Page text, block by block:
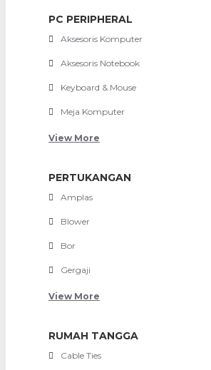
PC PERIPHERAL
Aksesoris Komputer
Aksesoris Notebook
Keyboard & Mouse
Meja Komputer
View More
PERTUKANGAN
Amplas
Blower
Bor
Gergaji
View More
RUMAH TANGGA
Cable Ties